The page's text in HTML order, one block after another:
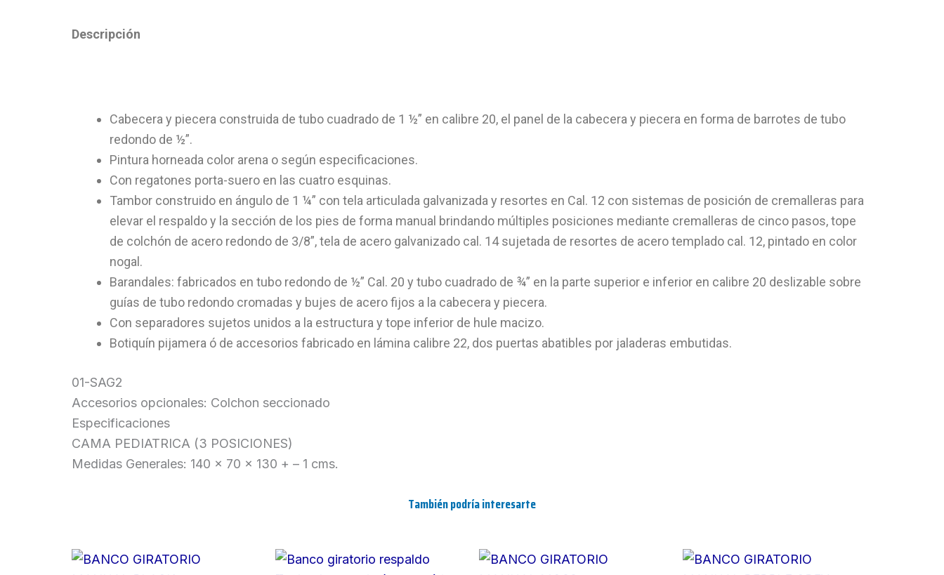
Descripción
Cabecera y piecera construida de tubo cuadrado de 1 ½” en calibre 20, el panel de la cabecera y piecera en forma de barrotes de tubo
redondo de ½”.
Pintura horneada color arena o según especificaciones.
Con regatones porta-suero en las cuatro esquinas.
Tambor construido en ángulo de 1 ¼” con tela articulada galvanizada y resortes en Cal. 12 con sistemas de posición de cremalleras para
elevar el respaldo y la sección de los pies de forma manual brindando múltiples posiciones mediante cremalleras de cinco pasos, tope
de colchón de acero redondo de 3/8”, tela de acero galvanizado cal. 14 sujetada de resortes de acero templado cal. 12, pintado en color
nogal.
Barandales: fabricados en tubo redondo de ½” Cal. 20 y tubo cuadrado de ¾” en la parte superior e inferior en calibre 20 deslizable sobre
guías de tubo redondo cromadas y bujes de acero fijos a la cabecera y piecera.
Con separadores sujetos unidos a la estructura y tope inferior de hule macizo.
Botiquín pijamera ó de accesorios fabricado en lámina calibre 22, dos puertas abatibles por jaladeras embutidas.
01-SAG2
Accesorios opcionales: Colchon seccionado
Especificaciones
CAMA PEDIATRICA (3 POSICIONES)
Medidas Generales: 140 x 70 x 130 + – 1 cms.
También podría interesarte